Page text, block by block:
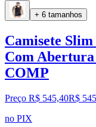
+ 6 tamanhos
Camisete
Com
COMP
Preço R$ 545,40R$ 545
no PIX